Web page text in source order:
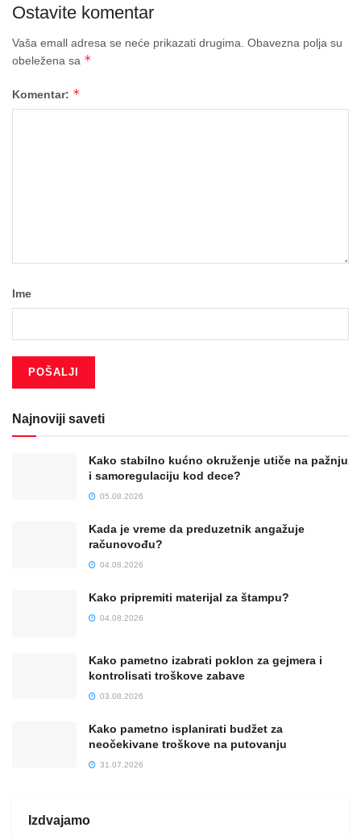
Ostavite komentar
Vaša emall adresa se neće prikazati drugima. Obavezna polja su
obeležena sa *
Komentar: *
Ime
Najnoviji saveti
Kako stabilno kućno okruženje utiče na pažnju
i samoregulaciju kod dece?
05.08.2026
Kada je vreme da preduzetnik angažuje
računovođu?
04.08.2026
Kako pripremiti materijal za štampu?
04.08.2026
Kako pametno izabrati poklon za gejmera i
kontrolisati troškove zabave
03.08.2026
Kako pametno isplanirati budžet za
neočekivane troškove na putovanju
31.07.2026
Izdvajamo